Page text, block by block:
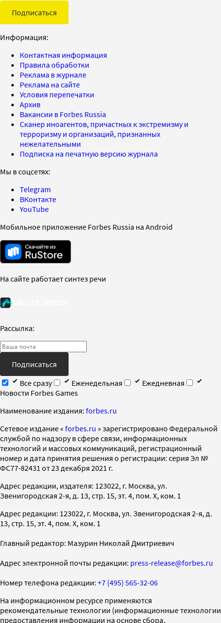
Подписаться
Информация:
Контактная информация
Правила обработки
Реклама в журнале
Реклама на сайте
Условия перепечатки
Архив
Вакансии в Forbes Russia
Сканер иноагентов, причастных к экстремизму и
терроризму и организаций, признанных
нежелательными
Подписка на печатную версию журнала
Мы в соцсетях:
Telegram
ВКонтакте
YouTube
Мобильное приложение Forbes Russia на Android
На сайте работает синтез речи
Рассылка:
Подписаться
Все сразу
Еженедельная
Ежедневная
Новости Forbes Games
Наименование издания: forbes.ru
Cетевое издание « forbes.ru » зарегистрировано Федеральной
службой по надзору в сфере связи, информационных
технологий и массовых коммуникаций, регистрационный
номер и дата принятия решения о регистрации: серия Эл №
ФС77-82431 от 23 декабря 2021 г.
Адрес редакции, издателя: 123022, г. Москва, ул.
Звенигородская 2-я, д. 13, стр. 15, эт. 4, пом. X, ком. 1
Адрес редакции: 123022, г. Москва, ул. Звенигородская 2-я, д.
13, стр. 15, эт. 4, пом. X, ком. 1
Главный редактор: Мазурин Николай Дмитриевич
Адрес электронной почты редакции: press-release@forbes.ru
Номер телефона редакции: +7 (495) 565-32-06
На информационном ресурсе применяются
рекомендательные технологии (информационные технологии
предоставления информации на основе сбора,